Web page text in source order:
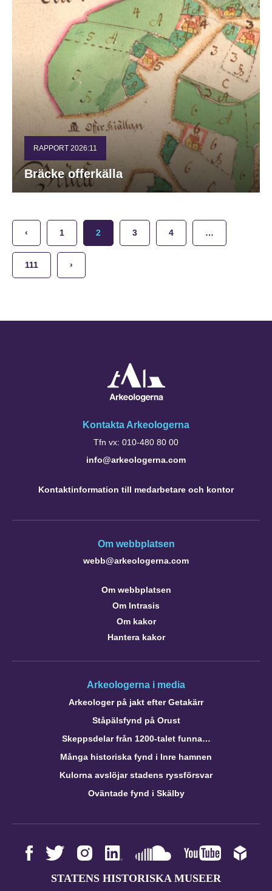
RAPPORT 2026:11
Bräcke offerkälla
‹ 1 2 3 4 …
111 ›
Kontakta Arkeologerna
Tfn vx: 010-480 80 00
info@arkeologerna.com
Kontaktinformation till medarbetare och kontor
Om webbplatsen
webb@arkeologerna.com
Om webbplatsen
Om Intrasis
Om kakor
Hantera kakor
Arkeologerna i media
Arkeologer på jakt efter Getakärr
Ståpälsfynd på Orust
Skeppsdelar från 1200-talet funna…
Många historiska fynd i Inre hamnen
Kulorna avslöjar stadens ryssförsvar
Oväntade fynd i Skälby
STATENS HISTORISKA MUSEER